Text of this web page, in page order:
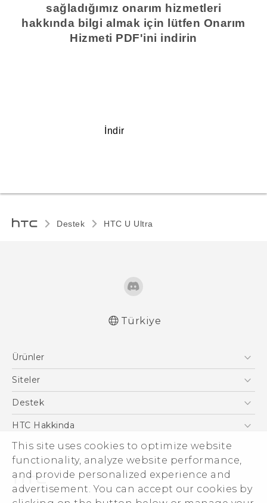
This site uses cookies to optimize website
functionality, analyze website performance,
and provide personalized experience and
advertisement. You can accept our cookies by
sağladığımız onarım hizmetleri
hakkında bilgi almak için lütfen Onarım
Hizmeti PDF'ini indirin
İndir
Destek HTC U Ultra‎
Türkiye
Ürünler
Akıllı Telefonlar
VIVE
Siteler
HTC Dev
Destek
Destek Merkezi
HTC Hakkinda
ESG
Yatırımcı (İNGİLİZCE)
Gizlilik Politikası